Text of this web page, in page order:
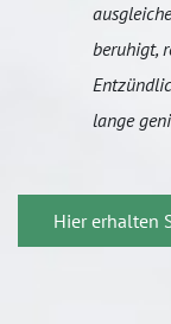
beruhigt,
lange
Hier erhalten